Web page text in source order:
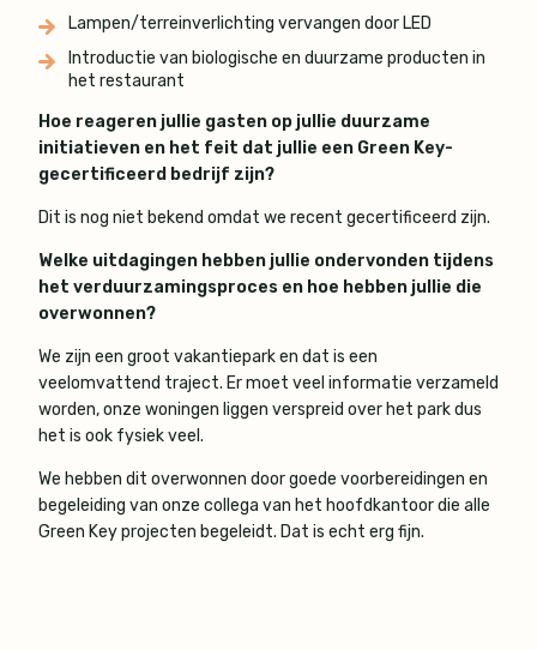
Lampen/terreinverlichting vervangen door LED
Introductie van biologische en duurzame producten in
het restaurant
Hoe reageren jullie gasten op jullie duurzame
initiatieven en het feit dat jullie een Green Key-
gecertificeerd bedrijf zijn?
Dit is nog niet bekend omdat we recent gecertificeerd zijn.
Welke uitdagingen hebben jullie ondervonden tijdens
het verduurzamingsproces en hoe hebben jullie die
overwonnen?
We zijn een groot vakantiepark en dat is een
veelomvattend traject. Er moet veel informatie verzameld
worden, onze woningen liggen verspreid over het park dus
het is ook fysiek veel.
We hebben dit overwonnen door goede voorbereidingen en
begeleiding van onze collega van het hoofdkantoor die alle
Green Key projecten begeleidt. Dat is echt erg fijn.